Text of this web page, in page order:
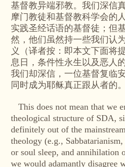
基督教异端邪教。我们深信
摩门教徒和基督教科学会的
实践圣经话语的基督徒；但
然，他们虽然持一些我们认
义（译者按：即本文下面将
息日，条件性永生以及恶人
我们却深信，一位基督复临
同时成为耶稣真正跟从者的。
This does not mean that we
theological structure of SDA,
definitely out of the
theology (e.g.,
or soul sleep, and annihilation
we would adamantly disagree